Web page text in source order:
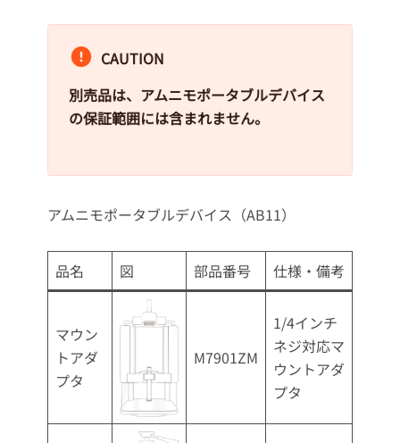
CAUTION
別売品は、アムニモポータブルデバイス
の保証範囲には含まれません。
アムニモポータブルデバイス（AB11）
品名 図 部品番号 仕様・備考
マウン
トアダ
プタ
M7901ZM
1/4インチ
ネジ対応マ
ウントアダ
プタ